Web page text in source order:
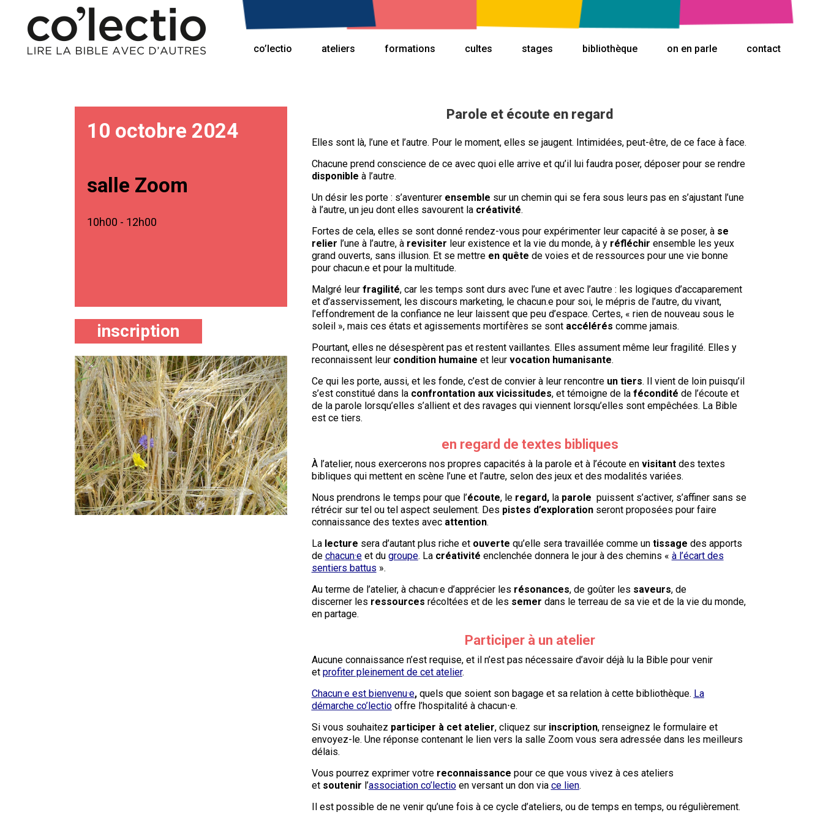
co’lectio ateliers formations cultes stages bibliothèque on en parle contact
10 octobre 2024
salle Zoom
10h00 - 12h00
inscription
Parole et écoute en regard
Elles sont là, l’une et l’autre. Pour le moment, elles se jaugent. Intimidées, peut-être, de ce face à face.
Chacune prend conscience de ce avec quoi elle arrive et qu’il lui faudra poser, déposer pour se rendre
disponible à l’autre.
Un désir les porte : s’aventurer ensemble sur un chemin qui se fera sous leurs pas en s’ajustant l’une
à l’autre, un jeu dont elles savourent la créativité.
Fortes de cela, elles se sont donné rendez-vous pour expérimenter leur capacité à se poser, à se
relier l’une à l’autre, à revisiter leur existence et la vie du monde, à y réfléchir ensemble les yeux
grand ouverts, sans illusion. Et se mettre en quête de voies et de ressources pour une vie bonne
pour chacun.e et pour la multitude.
Malgré leur fragilité, car les temps sont durs avec l’une et avec l’autre : les logiques d’accaparement
et d’asservissement, les discours marketing, le chacun.e pour soi, le mépris de l’autre, du vivant,
l’effondrement de la confiance ne leur laissent que peu d’espace. Certes, « rien de nouveau sous le
soleil », mais ces états et agissements mortifères se sont accélérés comme jamais.
Pourtant, elles ne désespèrent pas et restent vaillantes. Elles assument même leur fragilité. Elles y
reconnaissent leur condition humaine et leur vocation humanisante.
Ce qui les porte, aussi, et les fonde, c’est de convier à leur rencontre un tiers. Il vient de loin puisqu’il
s’est constitué dans la confrontation aux vicissitudes, et témoigne de la fécondité de l’écoute et
de la parole lorsqu’elles s’allient et des ravages qui viennent lorsqu’elles sont empêchées. La Bible
est ce tiers.
en regard de textes bibliques
À l’atelier, nous exercerons nos propres capacités à la parole et à l’écoute en visitantdes textes
bibliques qui mettent en scène l’une et l’autre, selon des jeux et des modalités variées.
Nous prendrons le temps pour que l’écoute, le regard, la parole puissent s’activer, s’affiner sans se
rétrécir sur tel ou tel aspect seulement. Des pistes d’explorationseront proposées pour faire
connaissance des textes avec attention.
La lecture sera d’autant plus riche et ouverte qu’elle sera travaillée comme un tissage des apports
de chacun·eet du groupe. La créativité enclenchée donnera le jour à des chemins « à l’écart des
sentiers battus ».
Au terme de l’atelier, à chacun·e d’apprécier les résonances, de goûter les saveurs, de
discerner les ressources récoltées et de les semer dans le terreau de sa vie et de la vie du monde,
en partage.
Participer à un atelier
Aucune connaissance n’est requise, et il n’est pas nécessaire d’avoir déjà lu la Bible pour venir
et profiter pleinement de cet atelier.
Chacun·e est bienvenu·e, quels que soient son bagage et sa relation à cette bibliothèque. La
démarche co’lectiooffre l’hospitalité à chacun⋅e.
Si vous souhaitez participer à cet atelier, cliquez sur inscription, renseignez le formulaire et
envoyez-le. Une réponse contenant le lien vers la salle Zoom vous sera adressée dans les meilleurs
délais.
Vous pourrez exprimer votrereconnaissance pour ce que vous vivez à ces ateliers
et soutenir l’association co’lectioen versant un don via ce lien.
Il est possible de ne venir qu’une fois à ce cycle d’ateliers, ou de temps en temps, ou régulièrement.